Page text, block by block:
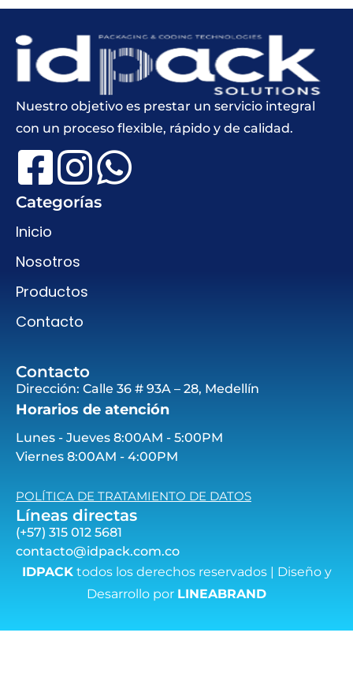
Nuestro objetivo es prestar un servicio integral
con un proceso flexible, rápido y de calidad.
Categorías
Inicio
Nosotros
Productos
Contacto
Contacto
Dirección: Calle 36 # 93A – 28, Medellín
Horarios de atención
Lunes - Jueves 8:00AM - 5:00PM
Viernes 8:00AM - 4:00PM
POLÍTICA DE TRATAMIENTO DE DATOS
Líneas directas
(+57) 315 012 5681
contacto@idpack.com.co
IDPACKtodos los derechos reservados | Diseño y
Desarrollo por LINEABRAND